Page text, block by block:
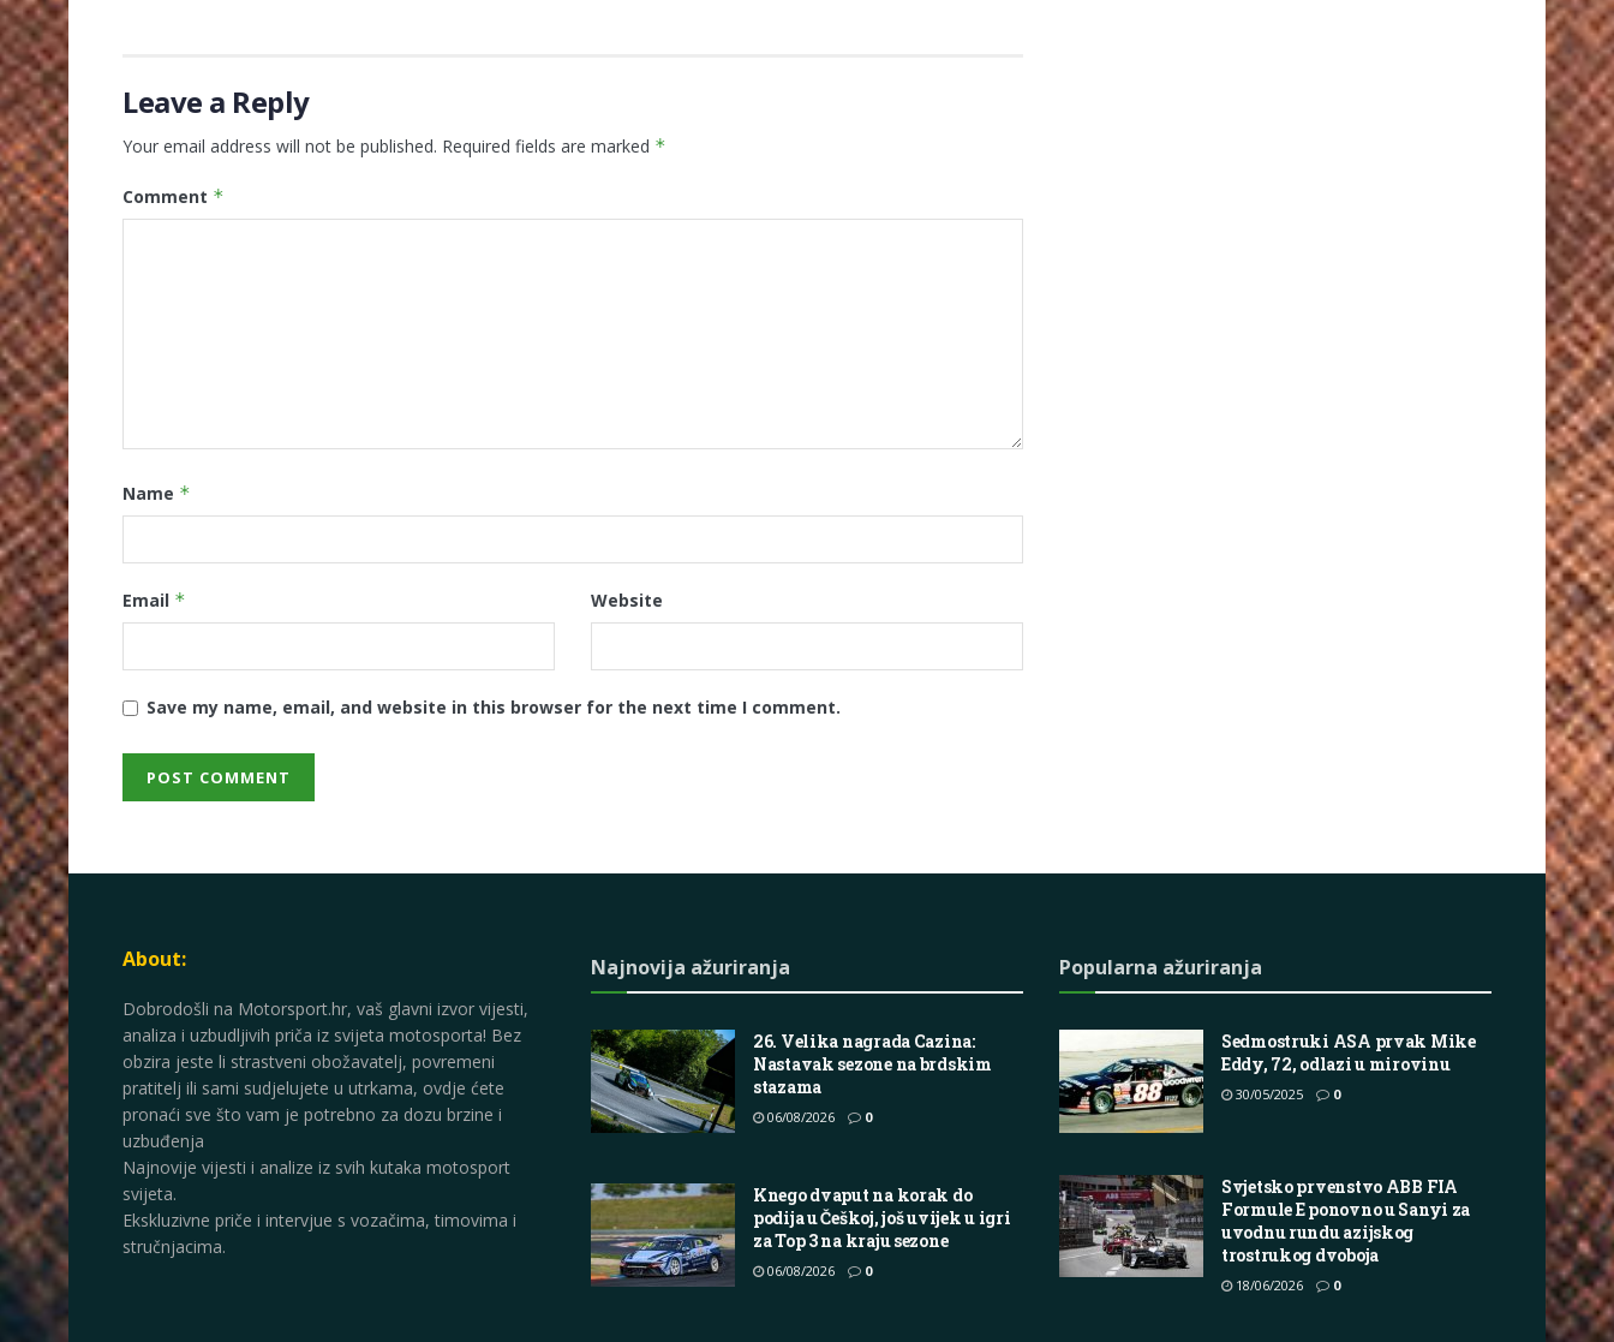
Leave a Reply
Your email address will not be published. Required fields are marked *
Comment *
Name *
Email * Website
Save my name, email, and website in this browser for the next time I comment.
About:
Dobrodošli na Motorsport.hr, vaš glavni izvor vijesti,
analiza i uzbudljivih priča iz svijeta motosporta! Bez
obzira jeste li strastveni obožavatelj, povremeni
pratitelj ili sami sudjelujete u utrkama, ovdje ćete
pronaći sve što vam je potrebno za dozu brzine i
uzbuđenja
Najnovije vijesti i analize iz svih kutaka motosport
svijeta.
Ekskluzivne priče i intervjue s vozačima, timovima i
stručnjacima.
Najnovija ažuriranja
26. Velika nagrada Cazina:
Nastavak sezone na brdskim
stazama
06/08/2026 0
Knego dvaput na korak do
podija u Češkoj, još uvijek u igri
za Top 3 na kraju sezone
06/08/2026 0
Popularna ažuriranja
Sedmostruki ASA prvak Mike
Eddy, 72, odlazi u mirovinu
30/05/2025 0
Svjetsko prvenstvo ABB FIA
Formule E ponovno u Sanyi za
uvodnu rundu azijskog
trostrukog dvoboja
18/06/2026 0